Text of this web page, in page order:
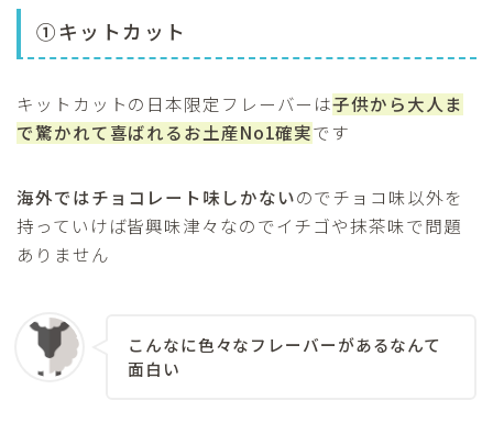
①キットカット
キットカットの日本限定フレーバーは子供から大人ま
で驚かれて喜ばれるお土産No1確実です
海外ではチョコレート味しかないのでチョコ味以外を
持っていけば皆興味津々なのでイチゴや抹茶味で問題
ありません
こんなに色々なフレーバーがあるなんて
面白い